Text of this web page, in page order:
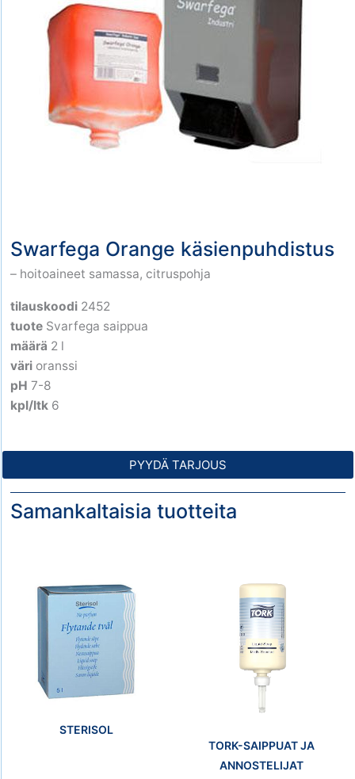
Swarfega Orange käsienpuhdistus
– hoitoaineet samassa, citruspohja
tilauskoodi 2452
tuote Svarfega saippua
määrä 2 l
väri oranssi
pH 7-8
kpl/ltk 6
PYYDÄ TARJOUS
Samankaltaisia tuotteita
STERISOL
TORK-SAIPPUAT JA
ANNOSTELIJAT